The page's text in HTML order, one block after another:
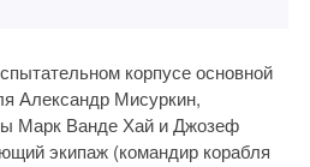
корпусе основной
Александр Мисуркин,
Марк Ванде Хай и Джозеф
экипаж (командир корабля